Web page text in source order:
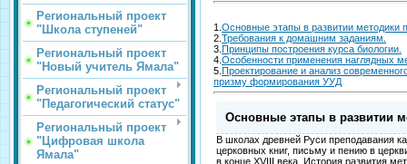
Региональный проект
"Школа ступеней"
Региональный проект
"Новый учитель Ямала"
Региональный проект
"Педагогический статус"
Региональный проект
"Цифровая школа
Ямала"
1. Основные этапы в развитии методики
2. Требования к домашним заданиям.
3. Принципы построения курса биологии.
4. Особенности применения наглядных
5. Проектирование и анализ
призму формирования УУД
Основные этапы в развитии
В школах древней Руси преподавания
церковных книг, письму и пению в
в конце XVIII века. История развития